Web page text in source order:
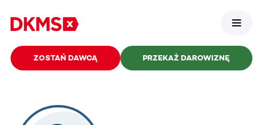
ZOSTAŃ DAWCĄ PRZEKAŻ DAROWIZNĘ